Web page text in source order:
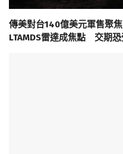
傳美對台140億美元軍售聚
LTAMDS雷達成焦點 交期